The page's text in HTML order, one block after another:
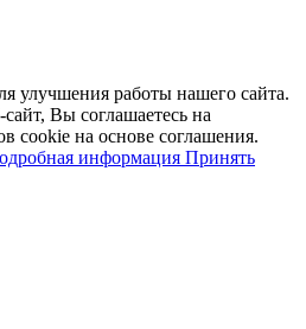
улучшения работы нашего сайта.
Вы соглашаетесь на
cookie на основе соглашения.
информация Принять